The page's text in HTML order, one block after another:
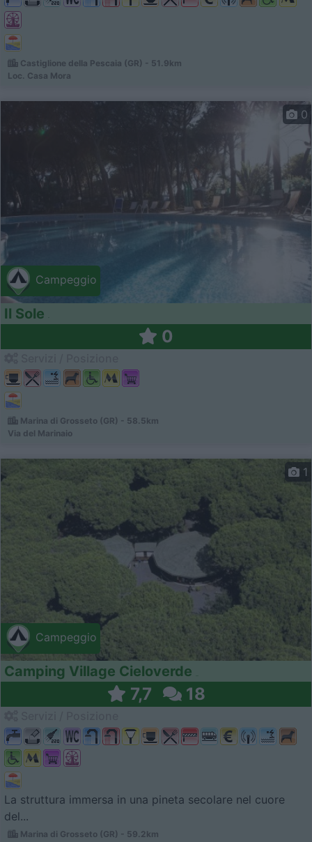
Castiglione della Pescaia (GR) - 51.9km
Loc. Casa Mora
Campeggio
0
Il Sole
0
Marina di Grosseto (GR) - 58.5km
Via del Marinaio
Campeggio
1
Camping Village Cieloverde
7,7 18
La struttura immersa in una pineta secolare nel cuore
del...
Marina di Grosseto (GR) - 59.2km